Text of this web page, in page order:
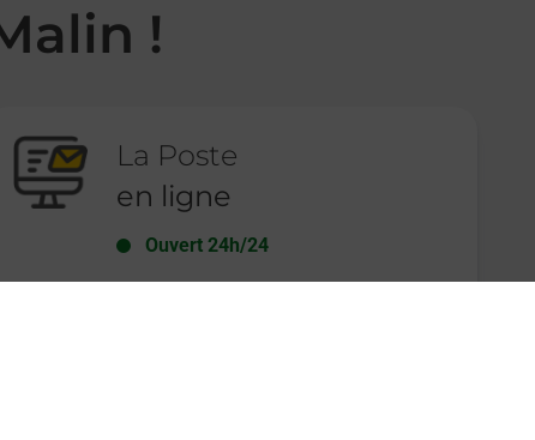
!
La Poste
en ligne
Ouvert 24h/24